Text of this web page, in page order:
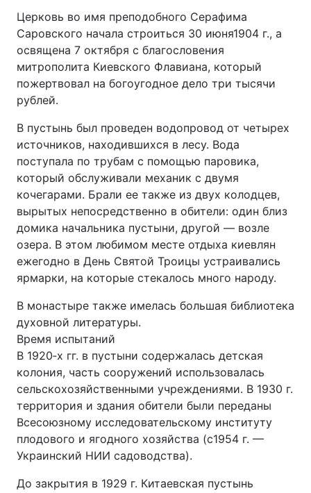
Церковь во имя преподобного Серафима
Саровского начала строиться 30 июня1904 г., а
освящена 7 октября с благословения
митрополита Киевского Флавиана, который
пожертвовал на богоугодное дело три тысячи
рублей.
В пустынь был проведен водопровод от четырех
источников, находившихся в лесу. Вода
поступала по трубам с помощью паровика,
который обслуживали механик с двумя
кочегарами. Брали ее также из двух колодцев,
вырытых непосредственно в обители: один близ
домика начальника пустыни, другой — возле
озера. В этом любимом месте отдыха киевлян
ежегодно в День Святой Троицы устраивались
ярмарки, на которые стекалось много народу.
В монастыре также имелась большая библиотека
духовной литературы.
Время испытаний
В 1920‑х гг. в пустыни содержалась детская
колония, часть сооружений использовалась
сельскохозяйственными учреждениями. В 1930 г.
территория и здания обители были переданы
Всесоюзному исследовательскому институту
плодового и ягодного хозяйства (с1954 г. —
Украинский НИИ садоводства).
До закрытия в 1929 г. Китаевская пустынь